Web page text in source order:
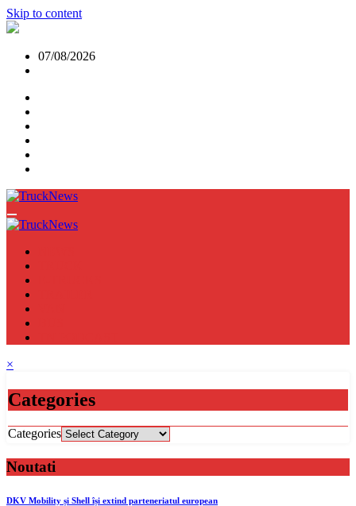
Skip to content
07/08/2026
×
Categories
Categories
Noutati
DKV Mobility și Shell își extind parteneriatul european